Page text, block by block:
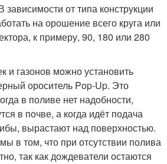
от типа конструкции
на орошение всего круга или
к примеру, 90, 180 или 280
и газонов можно установить
ороситель Pop-Up. Это
в поливе нет надобности,
в почве, а когда идёт подача
вырастают над поверхностью.
в том, что при отсутствии полива
так как дождеватели остаются